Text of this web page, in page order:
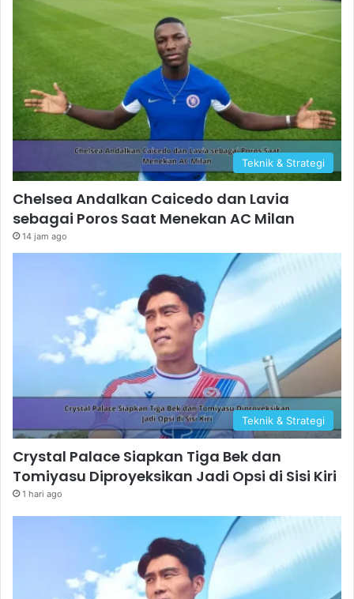
Teknik & Strategi
Chelsea Andalkan Caicedo dan Lavia
sebagai Poros Saat Menekan AC Milan
14 jam ago
Teknik & Strategi
Crystal Palace Siapkan Tiga Bek dan
Tomiyasu Diproyeksikan Jadi Opsi di Sisi Kiri
1 hari ago